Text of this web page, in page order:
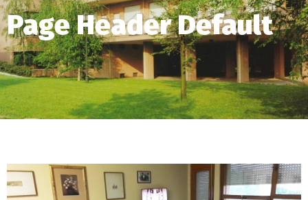
Page Header Default